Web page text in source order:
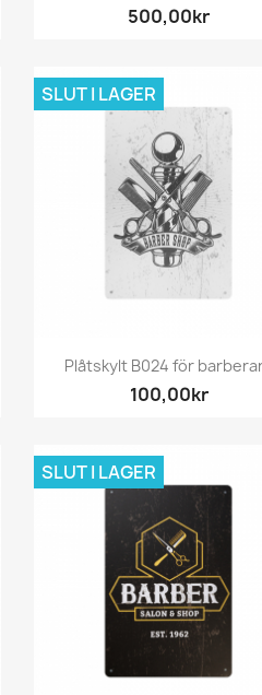
500,00kr
Snabbvy
Plåtskylt B024 för
100,00kr
SLUT I LAGER
SLUT I LAGER